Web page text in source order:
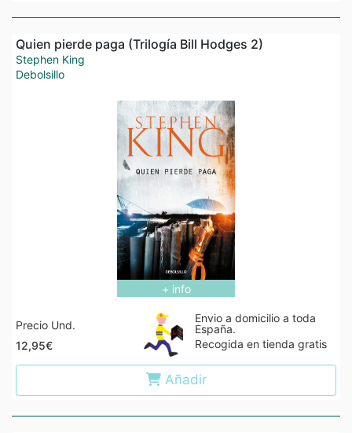
Quien pierde paga (Trilogía Bill Hodges 2)
Stephen King
Debolsillo
+ info
Precio Und.
12,95€
Envio a domicilio a toda
España.
Recogida en tienda gratis
Añadir